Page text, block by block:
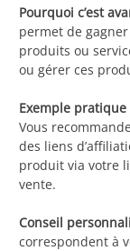
Pourquoi c’est
permet de
produits ou
ou gérer ces
Exemple pratique
Vous
des liens
produit via votre
vente.
Conseil
correspondent à